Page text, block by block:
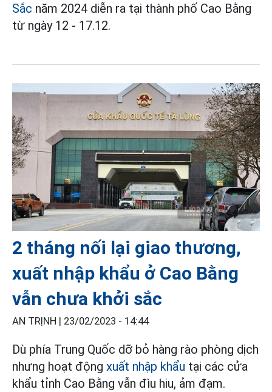
Sắc năm 2024 diễn ra tại thành phố Cao Bằng
từ ngày 12 - 17.12.
2 tháng nối lại giao thương,
xuất nhập khẩu ở Cao Bằng
vẫn chưa khởi sắc
AN TRỊNH | 23/02/2023 - 14:44
Dù phía Trung Quốc dỡ bỏ hàng rào phòng dịch
nhưng hoạt động xuất nhập khẩu tại các cửa
khẩu tỉnh Cao Bằng vẫn đìu hiu, ảm đạm.